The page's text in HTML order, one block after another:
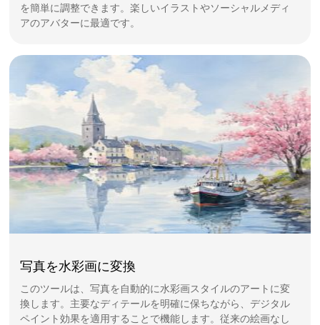
を簡単に調整できます。楽しいイラストやソーシャルメディ
アのアバターに最適です。
写真を水彩画に変換
このツールは、写真を自動的に水彩画スタイルのアートに変
換します。主要なディテールを明確に保ちながら、デジタル
ペイント効果を適用することで機能します。従来の絵画なし